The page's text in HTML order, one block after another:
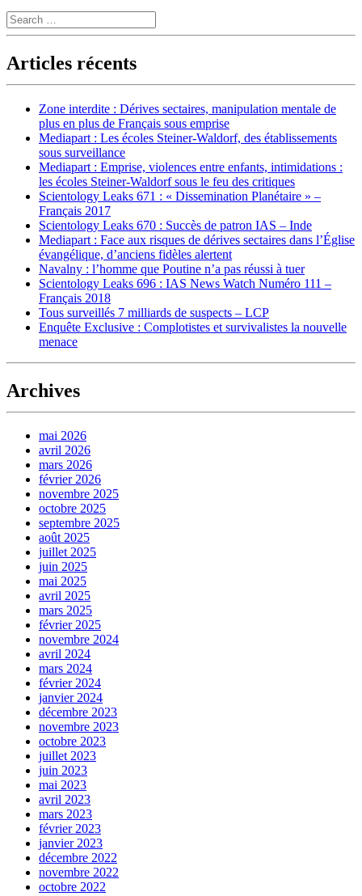
Search
Articles récents
Zone interdite : Dérives sectaires, manipulation mentale de
plus en plus de Français sous emprise
Mediapart : Les écoles Steiner-Waldorf, des établissements
sous surveillance
Mediapart : Emprise, violences entre enfants, intimidations :
les écoles Steiner-Waldorf sous le feu des critiques
Scientology Leaks 671 : « Dissemination Planétaire » –
Français 2017
Scientology Leaks 670 : Succès de patron IAS – Inde
Mediapart : Face aux risques de dérives sectaires dans l’Église
évangélique, d’anciens fidèles alertent
Navalny : l’homme que Poutine n’a pas réussi à tuer
Scientology Leaks 696 : IAS News Watch Numéro 111 –
Français 2018
Tous surveillés 7 milliards de suspects – LCP
Enquête Exclusive : Complotistes et survivalistes la nouvelle
menace
Archives
mai 2026
avril 2026
mars 2026
février 2026
novembre 2025
octobre 2025
septembre 2025
août 2025
juillet 2025
juin 2025
mai 2025
avril 2025
mars 2025
février 2025
novembre 2024
avril 2024
mars 2024
février 2024
janvier 2024
décembre 2023
novembre 2023
octobre 2023
juillet 2023
juin 2023
mai 2023
avril 2023
mars 2023
février 2023
janvier 2023
décembre 2022
novembre 2022
octobre 2022